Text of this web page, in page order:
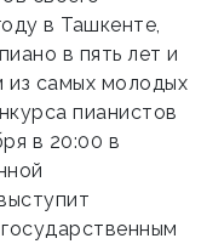
в Ташкенте,
в пять лет и
из самых молодых
пианистов
в 20:00 в